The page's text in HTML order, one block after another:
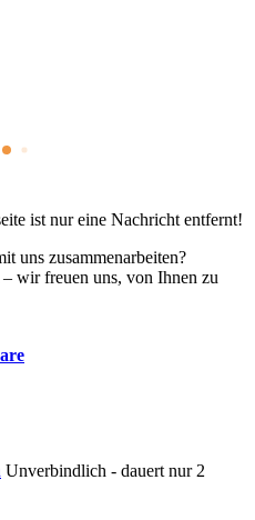
ist nur eine Nachricht entfernt!
uns zusammenarbeiten?
wir freuen uns, von Ihnen zu
Unverbindlich - dauert nur 2